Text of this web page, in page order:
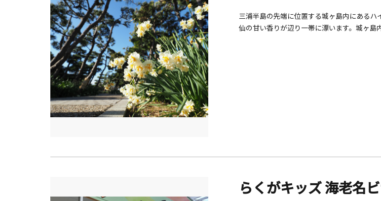
三浦半島の先端に位置する城ヶ島内にある
仙の甘い香りが辺り一帯に漂います。城ヶ
らくがキッズ 海老名